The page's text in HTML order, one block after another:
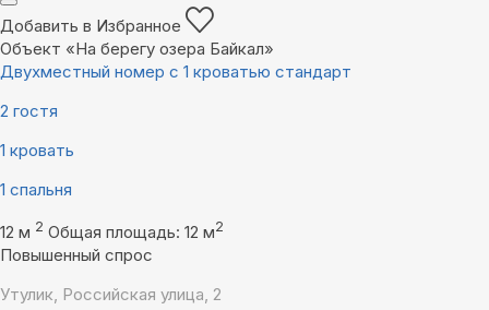
Добавить в Избранное
Объект «На берегу озера Байкал»
Двухместный номер с 1 кроватью стандарт
2 гостя
1 кровать
1 спальня
12 м 2 Общая площадь: 12 м2
Повышенный спрос
Утулик, Российская улица, 2